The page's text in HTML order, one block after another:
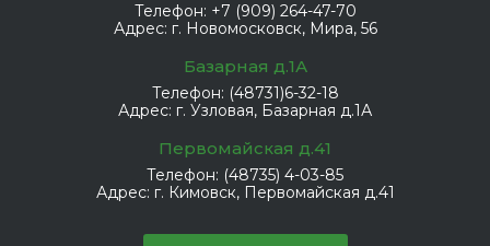
Телефон: +7 (909) 264-47-70
Адрес: г. Новомосковск, Мира, 56
Базарная д.1А
Телефон: (48731)6-32-18
Адрес: г. Узловая, Базарная д.1А
Первомайская д.41
Телефон: (48735) 4-03-85
Адрес: г. Кимовск, Первомайская д.41